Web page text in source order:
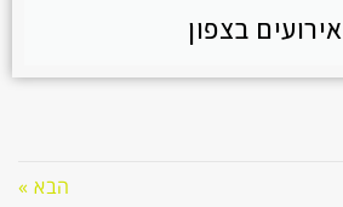
אירועים בצפון
הבא »